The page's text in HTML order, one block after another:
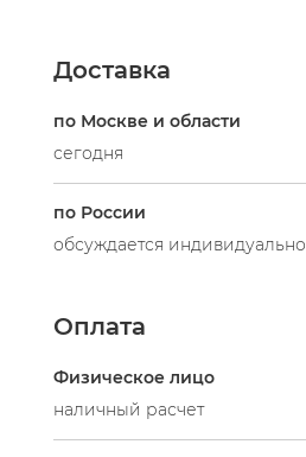
Доставка
по Москве и области
сегодня
по России
обсуждается индивидуально
Оплата
Физическое лицо
наличный расчет